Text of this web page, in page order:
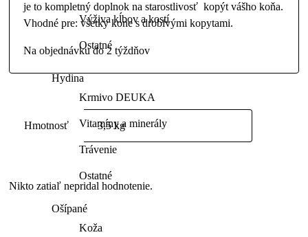
Výživa kĺbov a kostí
Ostatné
Hydina
Krmivo DEUKA
Vitamíny a minerály
Trávenie
Ostatné
Ošípané
Koža
je to kompletný doplnok na starostlivosť kopýt vášho koňa.
Vhodné pre: všetky kone s drobivými kopytami.
Na objednávku do 2 týždňov
Hmotnosť 3,5 kg
Nikto zatiaľ nepridal hodnotenie.